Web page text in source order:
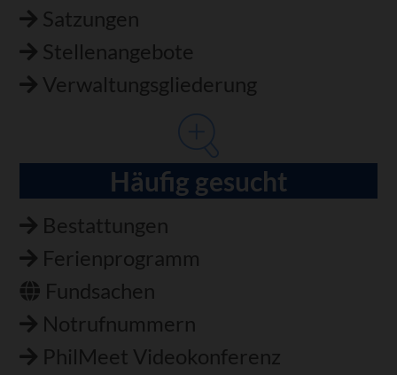
Satzungen
Stellenangebote
Verwaltungsgliederung
Häufig gesucht
Bestattungen
Ferienprogramm
Fundsachen
Notrufnummern
PhilMeet Videokonferenz